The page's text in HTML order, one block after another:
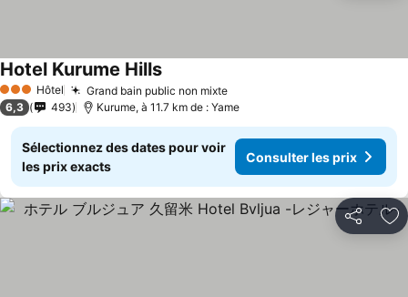
3 ÉtoilesHôtel Grand bain public non mixteConsulter les prix
Hotel Kurume HillsConsulter les prix
6,3 493 Kurume, à 11.7 km de : Yame
Sélectionnez des dates pour voir
les prix exacts
Consulter les prix
Partager